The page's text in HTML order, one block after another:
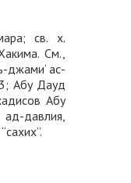
св. х.
См.,
джами‘ ас-
Абу Дауд
Абу
давлия,